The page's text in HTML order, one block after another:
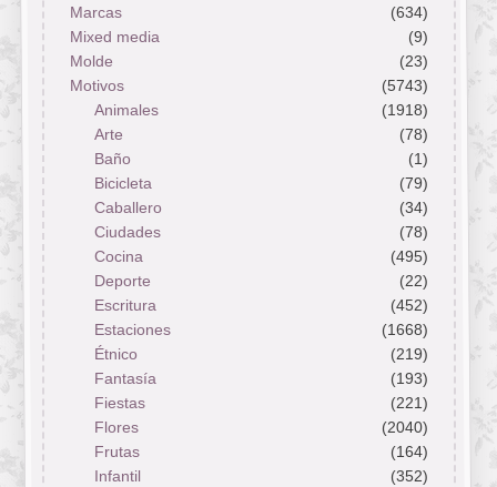
Marcas
(634)
Mixed media
(9)
Molde
(23)
Motivos
(5743)
Animales
(1918)
Arte
(78)
Baño
(1)
Bicicleta
(79)
Caballero
(34)
Ciudades
(78)
Cocina
(495)
Deporte
(22)
Escritura
(452)
Estaciones
(1668)
Étnico
(219)
Fantasía
(193)
Fiestas
(221)
Flores
(2040)
Frutas
(164)
Infantil
(352)